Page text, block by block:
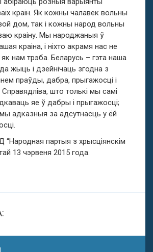
краін. Як кожны чалавек вольны
дом, так і кожны народ вольны
краіну. Мы народжаныя ў
краіна, і ніхто акрамя нас не
нам трэба. Беларусь – гэта наша
жыць і дзейнічаць згодна з
праўды, дабра, прыгажосці і
Справядліва, што толькі мы самі
яе ў дабры і прыгажосці;
адказныя за адсутнасць у ёй
партыя з хрысціянскім
13 чэрвеня 2015 года.